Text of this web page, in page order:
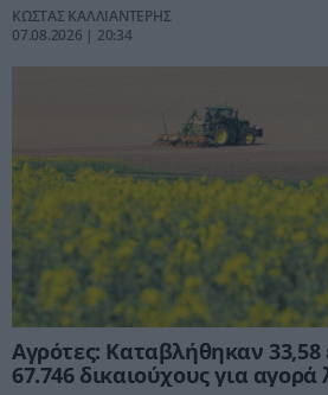
ΚΩΣΤΑΣ ΚΑΛΛΙΑΝΤΕΡΗΣ
07.08.2026 | 20:34
Αγρότες: Καταβλήθηκαν
67.746 δικαιούχους για